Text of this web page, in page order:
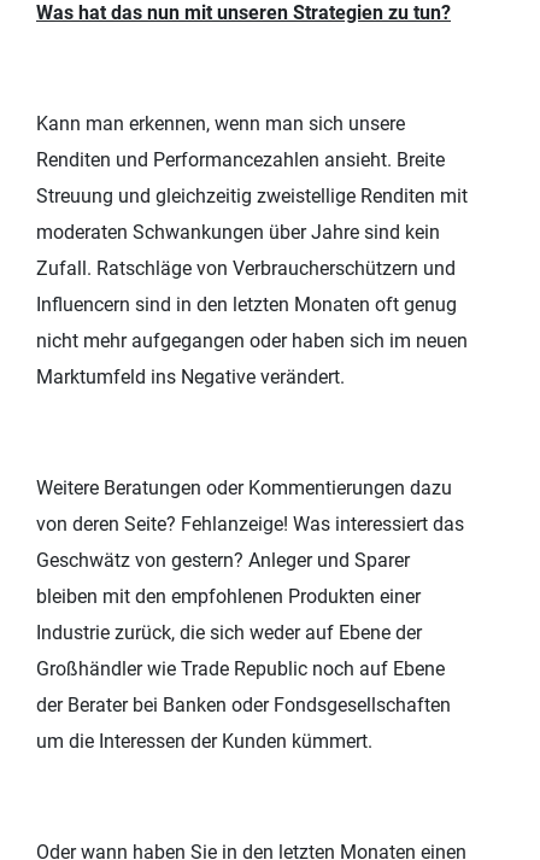
Was hat das nun mit unseren Strategien zu tun?
Kann man erkennen, wenn man sich unsere
Renditen und Performancezahlen ansieht. Breite
Streuung und gleichzeitig zweistellige Renditen mit
moderaten Schwankungen über Jahre sind kein
Zufall. Ratschläge von Verbraucherschützern und
Influencern sind in den letzten Monaten oft genug
nicht mehr aufgegangen oder haben sich im neuen
Marktumfeld ins Negative verändert.
Weitere Beratungen oder Kommentierungen dazu
von deren Seite? Fehlanzeige! Was interessiert das
Geschwätz von gestern? Anleger und Sparer
bleiben mit den empfohlenen Produkten einer
Industrie zurück, die sich weder auf Ebene der
Großhändler wie Trade Republic noch auf Ebene
der Berater bei Banken oder Fondsgesellschaften
um die Interessen der Kunden kümmert.
Oder wann haben Sie in den letzten Monaten einen